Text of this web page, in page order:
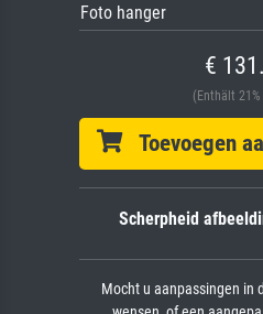
Foto hanger
€
(Enthält
Toevoegen
Scherpheid
Mocht u aanpassingen in